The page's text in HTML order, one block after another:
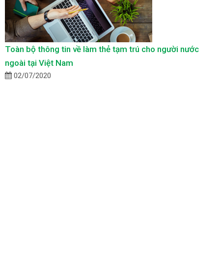
Toàn bộ thông tin về làm thẻ tạm trú cho người nước
ngoài tại Việt Nam
02/07/2020